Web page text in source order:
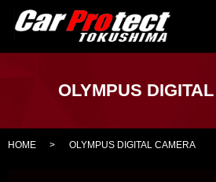
OLYMPUS
HOME OLYMPUS DIGITAL CAMERA